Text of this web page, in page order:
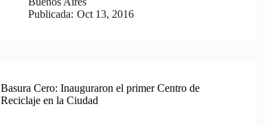
Publicada: Oct 13, 2016
Basura Cero: Inauguraron el primer Centro de
Reciclaje en la Ciudad